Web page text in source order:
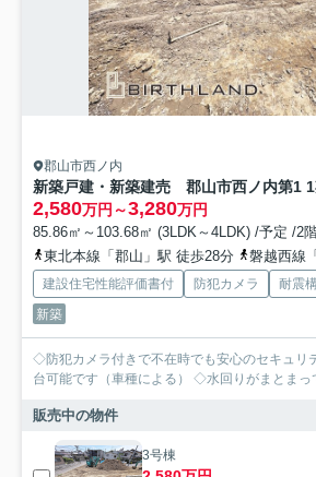
郡山市西ノ内
2,580万円～3,280万円
85.86㎡～103.68㎡ (3LDK～4LDK) /予定 /2
東北本線「郡山」駅 徒歩28分
磐越西線「
建設住宅性能評価書付 防犯カメラ 耐震
新築
◇防犯カメラ付きで不在時でも安心のセキュリ
台可能です（車種による） ◇水回りがまとまっ
販売中の物件
3号棟